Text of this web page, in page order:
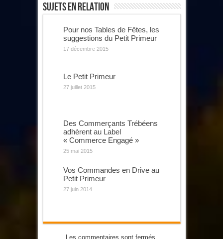
Sujets En Relation
Pour nos Tables de Fêtes, les
suggestions du Petit Primeur
17 décembre 2015
Le Petit Primeur
27 juillet 2015
Des Commerçants Trébéens
adhèrent au Label
« Commerce Engagé »
25 mai 2015
Vos Commandes en Drive au
Petit Primeur
27 juin 2014
Les commentaires sont fermés.